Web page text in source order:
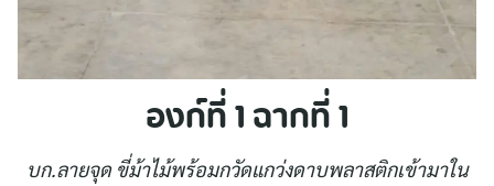
องก์ที่ 1 ฉากที่ 1
บก.ลายจุด ขี่ม้าไม้พร้อมกวัดแกว่งดาบพลาสติกเข้ามาใน